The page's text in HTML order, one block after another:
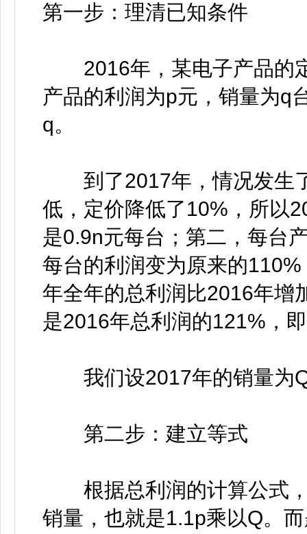
第一步：理清已知条件
2016年，某电子产品的
产品的利润为p元，销量为q
q。
到了2017年，情况发生
低，定价降低了10%，所以
是0.9n元每台；第二，每台
每台的利润变为原来的
年全年的总利润比2016年增
是2016年总利润的121%，
我们设2017年的销量为
第二步：建立等式
根据总利润的计算公式，
销量，也就是1.1p乘以Q。